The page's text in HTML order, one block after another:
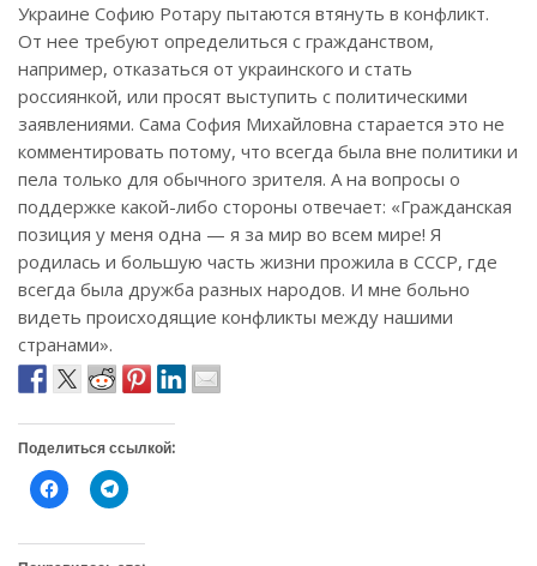
Украине Софию Ротару пытаются втянуть в конфликт.
От нее требуют определиться с гражданством,
например, отказаться от украинского и стать
россиянкой, или просят выступить с политическими
заявлениями. Сама София Михайловна старается это не
комментировать потому, что всегда была вне политики и
пела только для обычного зрителя. А на вопросы о
поддержке какой-либо стороны отвечает: «Гражданская
позиция у меня одна — я за мир во всем мире! Я
родилась и большую часть жизни прожила в СССР, где
всегда была дружба разных народов. И мне больно
видеть происходящие конфликты между нашими
странами».
Поделиться ссылкой:
Н
а
и
Н
а
и